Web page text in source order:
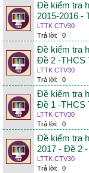
Đề kiểm tra
2015-2016 -
LTTK CTV30
Trả lời:
0
Đề kiểm tra
Đề 2 -THCS
LTTK CTV30
Trả lời:
0
Đề kiểm tra
Đề 1 -THCS
LTTK CTV30
Trả lời:
0
Đề kiểm tra
2017 - Đề 2
LTTK CTV30
Trả lời:
0